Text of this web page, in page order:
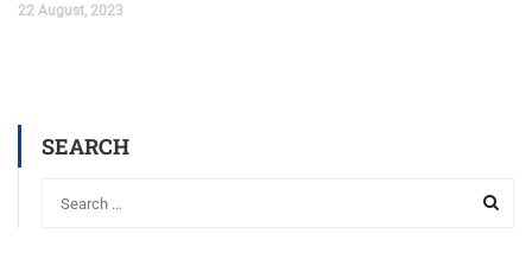
22 August, 2023
SEARCH